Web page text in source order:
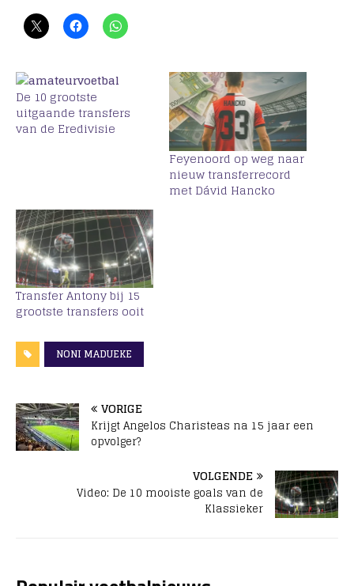
De 10 grootste
uitgaande transfers
van de Eredivisie
Feyenoord op weg naar
nieuw transferrecord
met Dávid Hancko
Transfer Antony bij 15
grootste transfers ooit
NONI MADUEKE
VORIGE
Krijgt Angelos Charisteas na 15 jaar een
opvolger?
VOLGENDE
Video: De 10 mooiste goals van de
Klassieker